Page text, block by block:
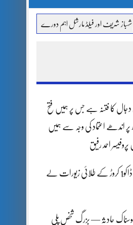
اور فیلڈ مارشل اہم دورے پر سعودی عرب روانہ
دجال کا فتنہ ہے جس پر ہمیں فتح
حاصل ہو گی،AI پر اندھے اعتماد کی وجہ سے ہمیں
احمد رفیق
کلرسیداں ڈکیتی‘ڈاکو1 کروڑ کے طلائی زیورات لے
حادثہ — بزرگ شخص پلی